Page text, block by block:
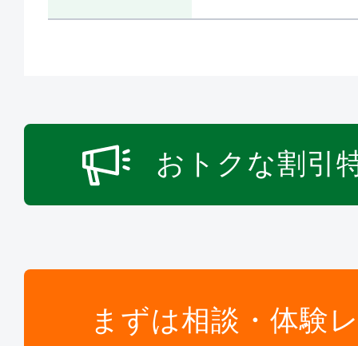
おトクな割引
まずは相談・体験